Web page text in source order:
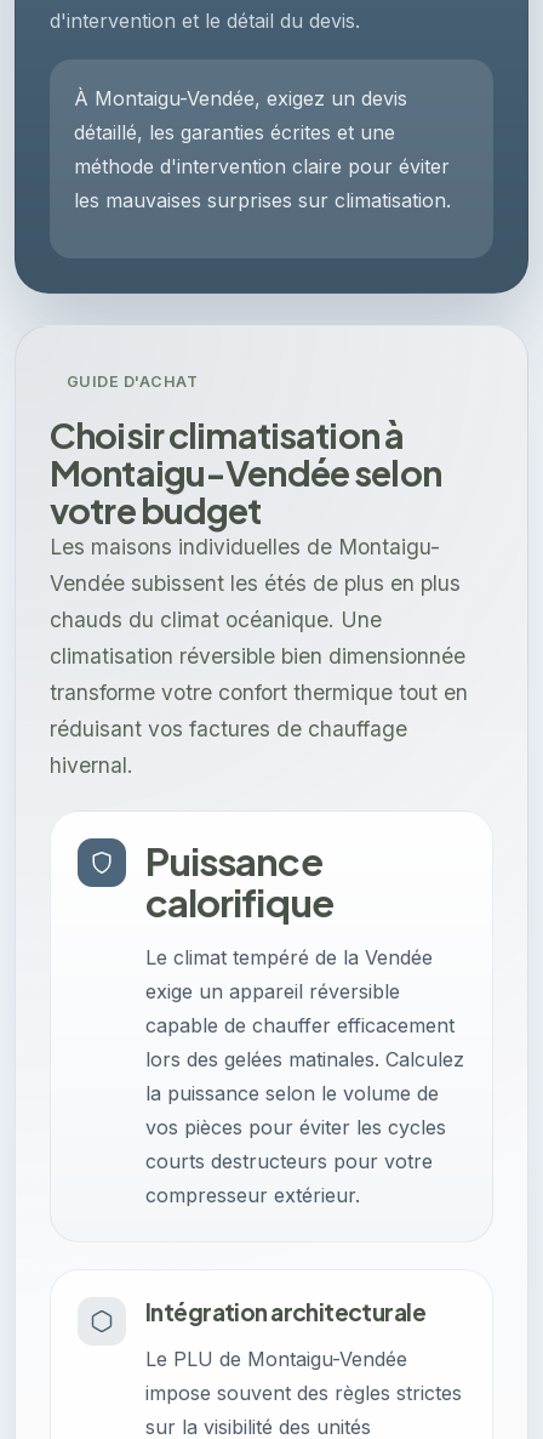
d'intervention et le détail du devis.
À Montaigu-Vendée, exigez un devis
détaillé, les garanties écrites et une
méthode d'intervention claire pour éviter
les mauvaises surprises sur climatisation.
GUIDE D'ACHAT
Choisir climatisation à
Montaigu-Vendée selon
votre budget
Les maisons individuelles de Montaigu-
Vendée subissent les étés de plus en plus
chauds du climat océanique. Une
climatisation réversible bien dimensionnée
transforme votre confort thermique tout en
réduisant vos factures de chauffage
hivernal.
Puissance
calorifique
Le climat tempéré de la Vendée
exige un appareil réversible
capable de chauffer efficacement
lors des gelées matinales. Calculez
la puissance selon le volume de
vos pièces pour éviter les cycles
courts destructeurs pour votre
compresseur extérieur.
Intégration architecturale
Le PLU de Montaigu-Vendée
impose souvent des règles strictes
sur la visibilité des unités